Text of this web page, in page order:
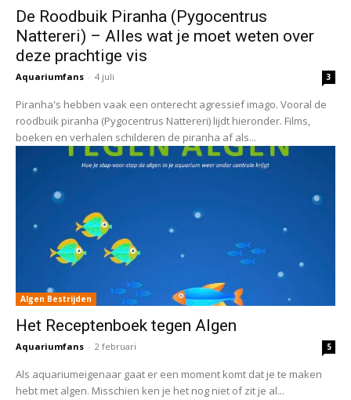
De Roodbuik Piranha (Pygocentrus
Nattereri) – Alles wat je moet weten over
deze prachtige vis
Aquariumfans - 4 juli 3
Piranha's hebben vaak een onterecht agressief imago. Vooral de
roodbuik piranha (Pygocentrus Nattereri) lijdt hieronder. Films,
boeken en verhalen schilderen de piranha af als...
Algen Bestrijden
Het Receptenboek tegen Algen
Aquariumfans - 2 februari 5
Als aquariumeigenaar gaat er een moment komt dat je te maken
hebt met algen. Misschien ken je het nog niet of zit je al...